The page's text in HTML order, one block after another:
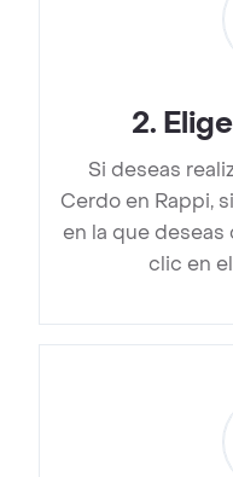
2.
Si deseas
Cerdo en Rappi,
en la que
clic en